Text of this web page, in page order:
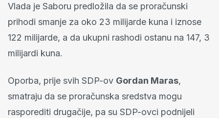
Vlada je Saboru predložila da se proračunski
prihodi smanje za oko 23 milijarde kuna i iznose
122 milijarde, a da ukupni rashodi ostanu na 147, 3
milijardi kuna.
Oporba, prije svih SDP-ov Gordan Maras,
smatraju da se proračunska sredstva mogu
rasporediti drugačije, pa su SDP-ovci podnijeli